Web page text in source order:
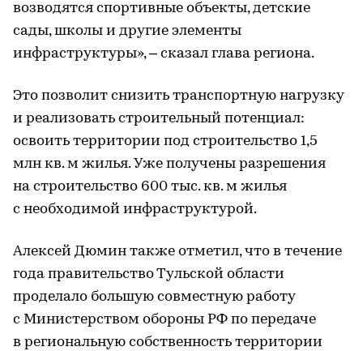
возводятся спортивные объекты, детские
сады, школы и другие элементы
инфраструктуры», – сказал глава региона.
Это позволит снизить транспортную нагрузку
и реализовать строительный потенциал:
освоить территории под строительство 1,5
млн кв. м жилья. Уже получены разрешения
на строительство 600 тыс. кв. м жилья
с необходимой инфраструктурой.
Алексей Дюмин также отметил, что в течение
года правительство Тульской области
проделало большую совместную работу
с Министерством обороны РФ по передаче
в региональную собственность территории